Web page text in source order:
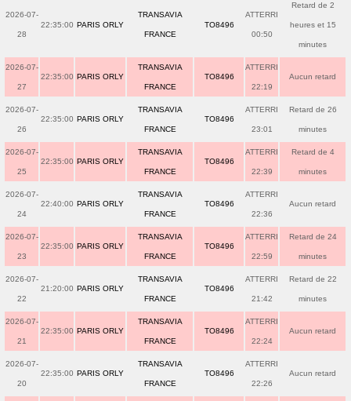
2026-07-
28
22:35:00 PARIS ORLY
TRANSAVIA
FRANCE
TO8496
ATTERRI
00:50
Retard de 2
heures et 15
minutes
2026-07-
27
22:35:00 PARIS ORLY
TRANSAVIA
FRANCE
TO8496
ATTERRI
22:19
Aucun retard
2026-07-
26
22:35:00 PARIS ORLY
TRANSAVIA
FRANCE
TO8496
ATTERRI
23:01
Retard de 26
minutes
2026-07-
25
22:35:00 PARIS ORLY
TRANSAVIA
FRANCE
TO8496
ATTERRI
22:39
Retard de 4
minutes
2026-07-
24
22:40:00 PARIS ORLY
TRANSAVIA
FRANCE
TO8496
ATTERRI
22:36
Aucun retard
2026-07-
23
22:35:00 PARIS ORLY
TRANSAVIA
FRANCE
TO8496
ATTERRI
22:59
Retard de 24
minutes
2026-07-
22
21:20:00 PARIS ORLY
TRANSAVIA
FRANCE
TO8496
ATTERRI
21:42
Retard de 22
minutes
2026-07-
21
22:35:00 PARIS ORLY
TRANSAVIA
FRANCE
TO8496
ATTERRI
22:24
Aucun retard
2026-07-
20
22:35:00 PARIS ORLY
TRANSAVIA
FRANCE
TO8496
ATTERRI
22:26
Aucun retard